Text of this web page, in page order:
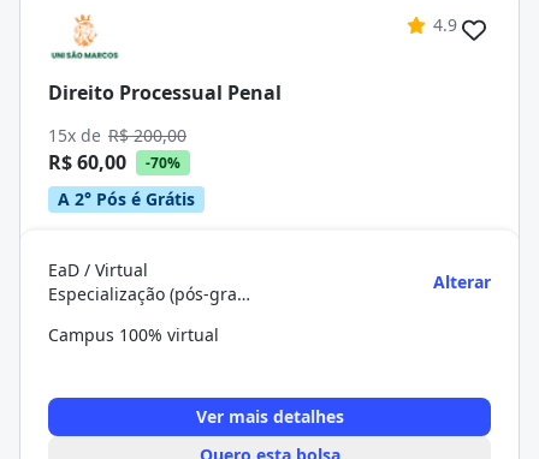
4.9
Direito Processual Penal
15x de R$ 200,00
R$ 60,00 -70%
A 2° Pós é Grátis
EaD / Virtual
Especialização (pós-graduação)
Alterar
Campus 100% virtual
Ver mais detalhes